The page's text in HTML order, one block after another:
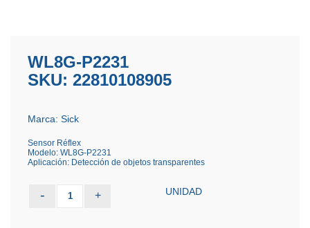
WL8G-P2231
SKU: 22810108905
Marca: Sick
Sensor Réflex
Modelo: WL8G-P2231
Aplicación: Detección de objetos transparentes
- 1 + UNIDAD